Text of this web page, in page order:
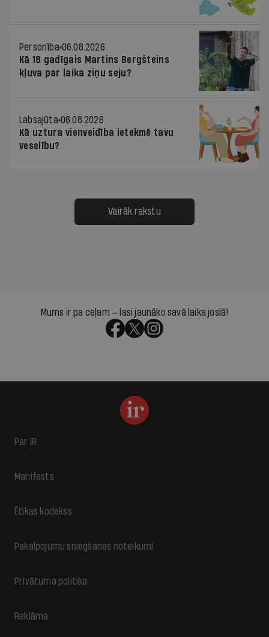
Personība 06.08.2026.
Kā 18 gadīgais Martins Bergšteins
kļuva par laika ziņu seju?
Labsajūta 06.08.2026.
Kā uztura vienveidība ietekmē tavu
veselību?
Vairāk rakstu
Mums ir pa ceļam — lasi jaunāko savā laika joslā!
Par IR
Manifests
Ētikas kodekss
Pakalpojumu sniegšanas noteikumi
Privātuma politika
Reklāma